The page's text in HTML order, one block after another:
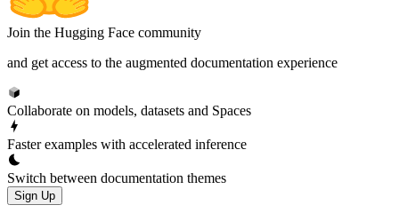
Join the Hugging Face community
and get access to the augmented documentation experience
Collaborate on models, datasets and Spaces
Faster examples with accelerated inference
Switch between documentation themes
Sign Up